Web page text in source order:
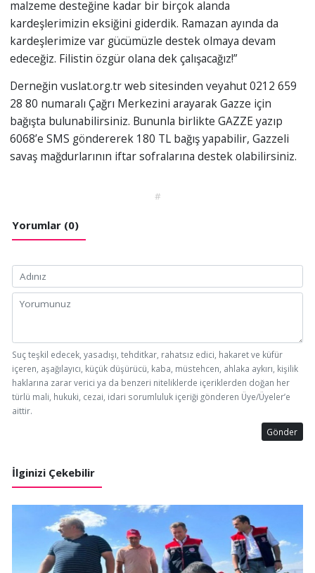
malzeme desteğine kadar bir birçok alanda
kardeşlerimizin eksiğini giderdik. Ramazan ayında da
kardeşlerimize var gücümüzle destek olmaya devam
edeceğiz. Filistin özgür olana dek çalışacağız!”
Derneğin vuslat.org.tr web sitesinden veyahut 0212 659
28 80 numaralı Çağrı Merkezini arayarak Gazze için
bağışta bulunabilirsiniz. Bununla birlikte GAZZE yazıp
6068’e SMS göndererek 180 TL bağış yapabilir, Gazzeli
savaş mağdurlarının iftar sofralarına destek olabilirsiniz.
#
Yorumlar (0)
Suç teşkil edecek, yasadışı, tehditkar, rahatsız edici, hakaret ve küfür
içeren, aşağılayıcı, küçük düşürücü, kaba, müstehcen, ahlaka aykırı, kişilik
haklarına zarar verici ya da benzeri niteliklerde içeriklerden doğan her
türlü mali, hukuki, cezai, idari sorumluluk içeriği gönderen Üye/Üyeler’e
aittir.
Gönder
İlginizi Çekebilir